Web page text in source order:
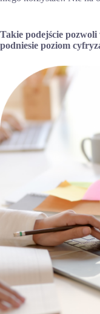
Takie podejście
podniesie poziom